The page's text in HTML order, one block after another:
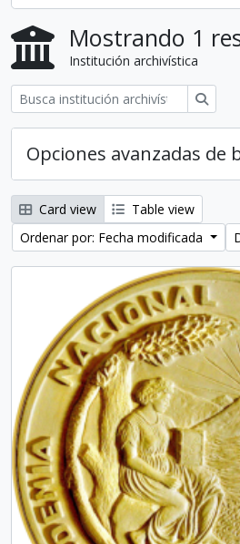
Mostrando 1
Institución archivística
Opciones avanzadas de
Card view
Table view
Ordenar por: Fecha modificada